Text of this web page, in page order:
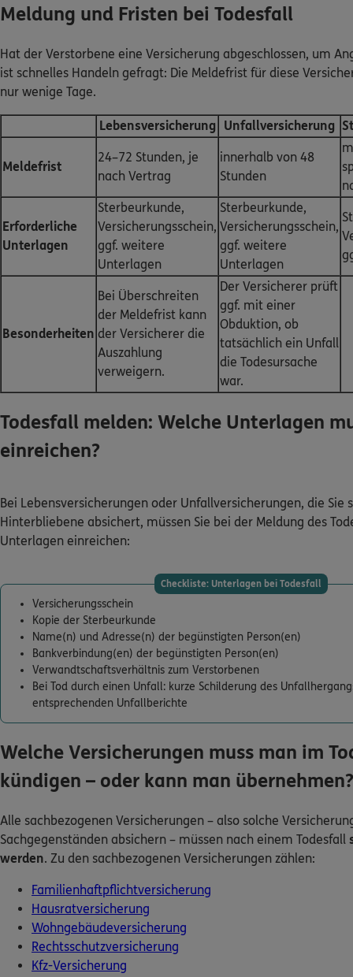
Meldung und Fristen bei Todesfall
Hat der Verstorbene eine Versicherung abgeschlossen, um
ist schnelles Handeln gefragt: Die Meldefrist für diese
nur wenige Tage.
Lebensversicherung Unfallversicherung
Meldefrist
24–72 Stunden, je
nach Vertrag
innerhalb von 48
Stunden
Erforderliche
Unterlagen
Sterbeurkunde,
Versicherungsschein,
ggf. weitere
Unterlagen
Sterbeurkunde,
Versicherungsschein,
ggf. weitere
Unterlagen
Besonderheiten
Bei Überschreiten
der Meldefrist kann
der Versicherer die
Auszahlung
verweigern.
Der Versicherer prüft
ggf. mit einer
Obduktion, ob
tatsächlich ein Unfall
die Todesursache
war.
Todesfall melden: Welche Unterlagen
einreichen?
Bei Lebensversicherungen oder Unfallversicherungen, die Sie
Hinterbliebene absichert, müssen Sie bei der Meldung des
Unterlagen einreichen:
Checkliste: Unterlagen bei Todesfall
Versicherungsschein
Kopie der Sterbeurkunde
Name(n) und Adresse(n) der begünstigten Person(en)
Bankverbindung(en) der begünstigten Person(en)
Verwandtschaftsverhältnis zum Verstorbenen
Bei Tod durch einen Unfall: kurze Schilderung des
entsprechenden Unfallberichte
Welche Versicherungen muss man im
kündigen – oder kann man übernehmen?
Alle sachbezogenen Versicherungen – also solche
Sachgegenständen absichern – müssen nach einem Todesfall
werden. Zu den sachbezogenen Versicherungen zählen:
Familienhaftpflichtversicherung
Hausratversicherung
Wohngebäudeversicherung
Rechtsschutzversicherung
Kfz-Versicherung